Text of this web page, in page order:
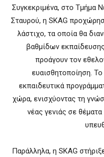
Συγκεκριμένα, στο Τμήμα
Σταυρού, η SKAG
λάστιχο, τα οποία θα
βαθμίδων
προάγουν τον
ευαισθητοποίηση.
εκπαιδευτικά
χώρα, ενισχύοντας τη
νέας γενιάς σε
Παράλληλα, η SKAG